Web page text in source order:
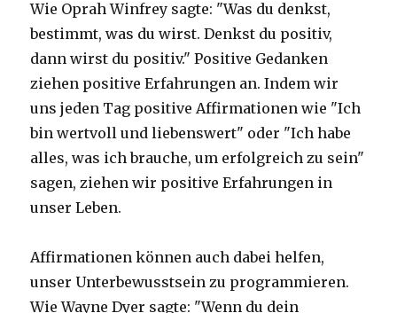
Wie Oprah Winfrey sagte: "Was du denkst,
bestimmt, was du wirst. Denkst du positiv,
dann wirst du positiv." Positive Gedanken
ziehen positive Erfahrungen an. Indem wir
uns jeden Tag positive Affirmationen wie "Ich
bin wertvoll und liebenswert" oder "Ich habe
alles, was ich brauche, um erfolgreich zu sein"
sagen, ziehen wir positive Erfahrungen in
unser Leben.
Affirmationen können auch dabei helfen,
unser Unterbewusstsein zu programmieren.
Wie Wayne Dyer sagte: "Wenn du dein